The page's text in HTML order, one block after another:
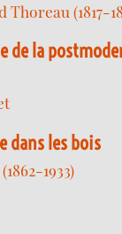
(1817-
de la
dans les bois
1933)